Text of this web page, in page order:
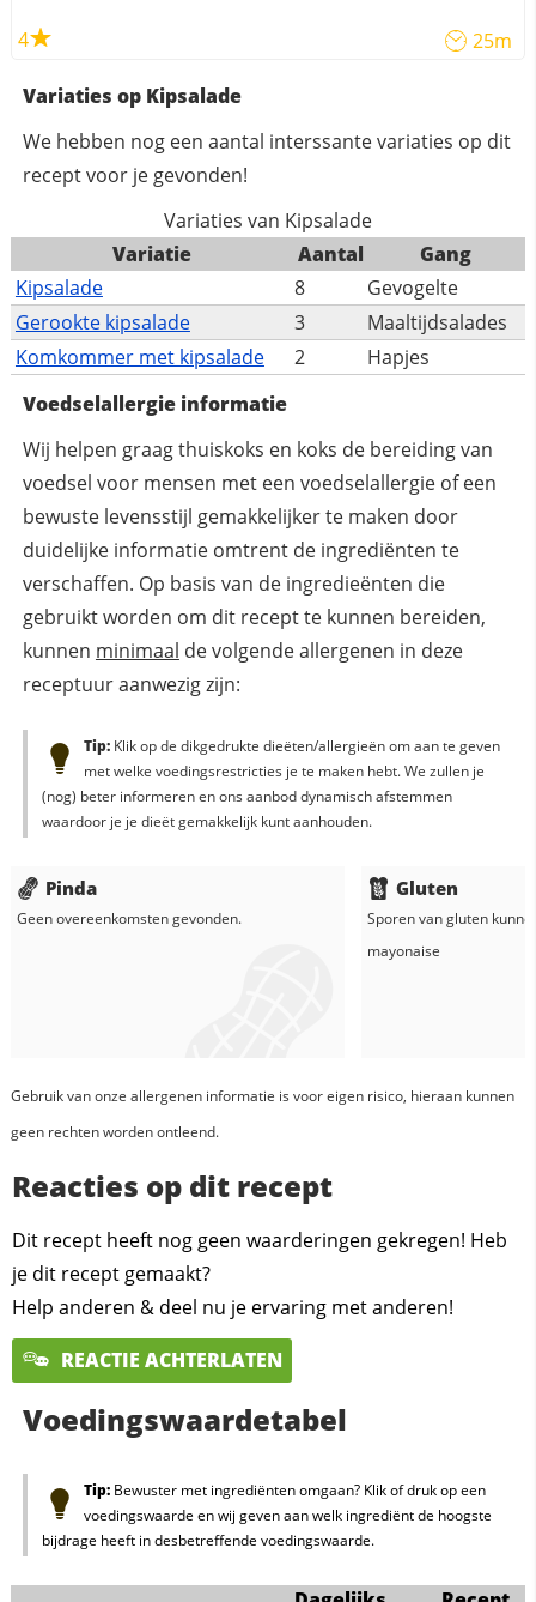
4 25m
Variaties op Kipsalade
We hebben nog een aantal interssante variaties op dit
recept voor je gevonden!
Variaties van Kipsalade
Variatie
Aantal
Gang
Kipsalade
8
Gevogelte
Gerookte kipsalade
3
Maaltijdsalades
Komkommer met kipsalade
2
Hapjes
Voedselallergie informatie
Wij helpen graag thuiskoks en koks de bereiding van
voedsel voor mensen met een voedselallergie of een
bewuste levensstijl gemakkelijker te maken door
duidelijke informatie omtrent de ingrediënten te
verschaffen. Op basis van de ingredieënten die
gebruikt worden om dit recept te kunnen bereiden,
kunnen minimaal de volgende allergenen in deze
receptuur aanwezig zijn:
Tip:Klik op de dikgedrukte dieëten/allergieën om aan te geven
met welke voedingsrestricties je te maken hebt. We zullen je
(nog) beter informeren en ons aanbod dynamisch afstemmen
waardoor je je dieët gemakkelijk kunt aanhouden.
Pinda
Geen overeenkomsten gevonden.
Gluten
Sporen van gluten
mayonaise
Gebruik van onze allergenen informatie is voor eigen risico, hieraan kunnen
geen rechten worden ontleend.
Reacties op dit recept
Dit recept heeft nog geen waarderingen gekregen! Heb
je dit recept gemaakt?
Help anderen & deel nu je ervaring met anderen!
REACTIE ACHTERLATEN
Voedingswaardetabel
Tip:Bewuster met ingrediënten omgaan? Klik of druk op een
voedingswaarde en wij geven aan welk ingrediënt de hoogste
bijdrage heeft in desbetreffende voedingswaarde.